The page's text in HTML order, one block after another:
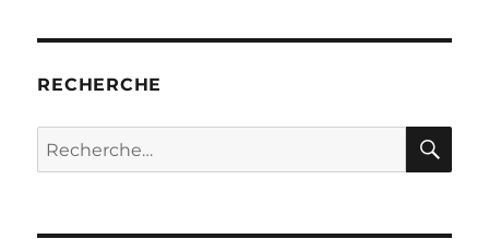
RECHERCHE
Recherche
pour :